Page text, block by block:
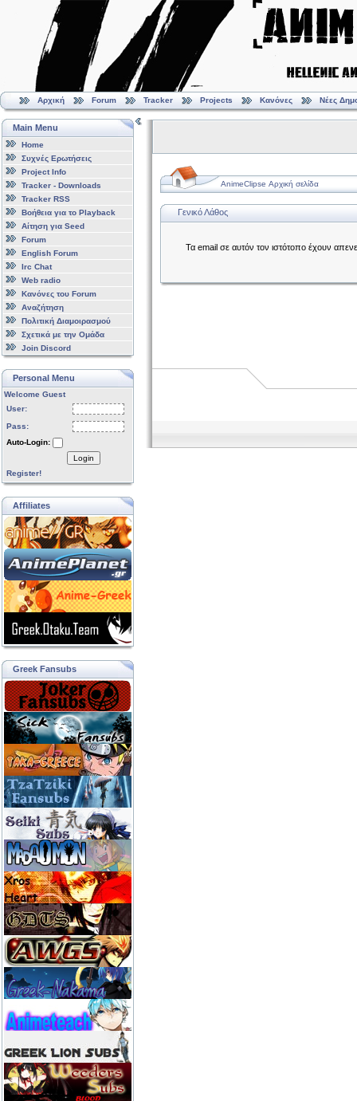
Αρχική Forum Tracker Projects Κανόνες Νέες
Main Menu
Home
Συχνές Ερωτήσεις
Project Info
Tracker - Downloads
Tracker RSS
Βοήθεια για το Playback
Αίτηση για Seed
Forum
English Forum
Irc Chat
Web radio
Κανόνες του Forum
Αναζήτηση
Πολιτική Διαμοιρασμού
Σχετικά με την Ομάδα
Join Discord
Personal Menu
Welcome Guest
User:
Pass:
Auto-Login:
Login
Register!
Affiliates
Greek Fansubs
AnimeClipse Αρχική σελίδα
Γενικό Λάθος
Τα email σε αυτόν τον ιστότοπο έχουν